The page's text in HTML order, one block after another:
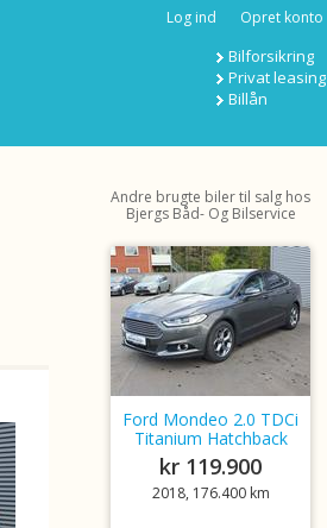
Log ind Opret konto
Bilforsikring
Privat leasing
Billån
Andre brugte biler til salg hos
Bjergs Båd- Og Bilservice
Ford Mondeo 2.0 TDCi
Titanium Hatchback
kr 119.900
2018, 176.400 km